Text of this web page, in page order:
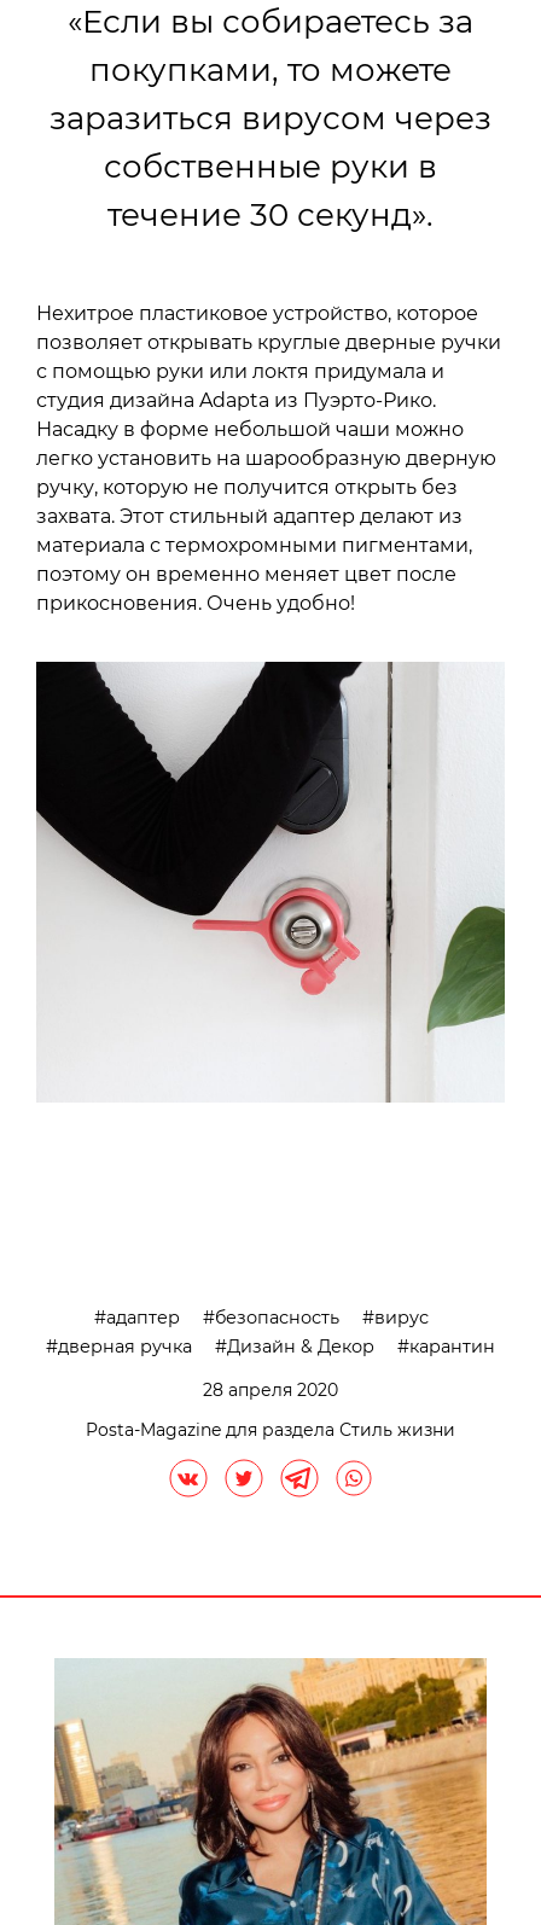
«Если вы собираетесь за
покупками, то можете
заразиться вирусом через
собственные руки в
течение 30 секунд».
Нехитрое пластиковое устройство, которое
позволяет открывать круглые дверные ручки
с помощью руки или локтя придумала и
студия дизайна Adapta из Пуэрто-Рико.
Насадку в форме небольшой чаши можно
легко установить на шарообразную дверную
ручку, которую не получится открыть без
захвата. Этот стильный адаптер делают из
материала с термохромными пигментами,
поэтому он временно меняет цвет после
прикосновения. Очень удобно!
адаптер безопасность
вирус
дверная ручка
Дизайн & Декор
карантин
28 апреля 2020
Posta-Magazine для раздела Стиль жизни